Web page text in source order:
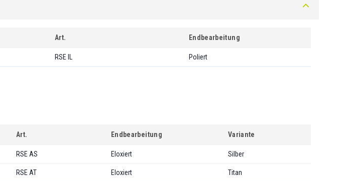
Art. Endbearbeitung
RSE IL Poliert
Art. Endbearbeitung Variante
RSE AS Eloxiert Silber
RSE AT Eloxiert Titan